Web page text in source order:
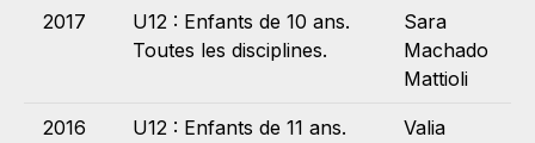
2017
U12 : Enfants de 10 ans.
Toutes les disciplines.
Sara
Machado
Mattioli
2016
U12 : Enfants de 11 ans.
Valia